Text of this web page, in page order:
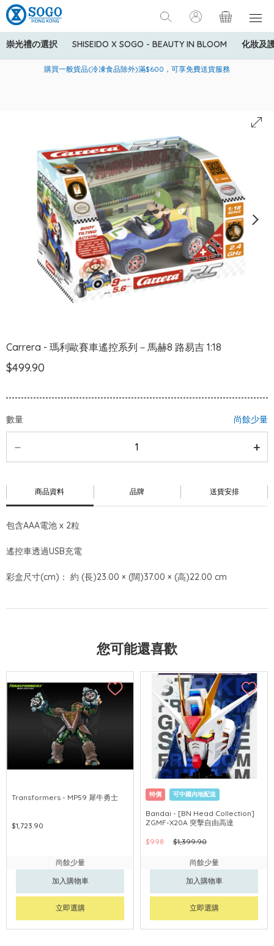
崇光禮の選択 SHISEIDO X SOGO - BEAUTY IN BLOOM 化妝及
美國運通Explorer®信用卡會員購物禮遇：高達5%簽賬回贈！
購買一般貨品(冷凍食品除外)滿$600，可享免費送貨服務
寄送中國內地服務只適用於指定商品，若訂單金額少於HK$600(折
Carrera - 瑪利歐賽車遙控系列－馬赫8 路易吉 1:18
$499.90
數量 尚餘少量
商品資料 品牌 送貨安排
包含AAA電池 x 2粒
遙控車透過USB充電
彩盒尺寸(cm)： 約 (長)23.00 × (闊)37.00 × (高)22.00 cm
您可能還喜歡
Transformers - MP59 犀牛勇士
$1,723.90
尚餘少量
加入購物車
立即選購
特價 可中國內地配送
Bandai - [BN Head Collection]
ZGMF-X20A 突擊自由高達
$998 $1,399.90
尚餘少量
加入購物車
立即選購